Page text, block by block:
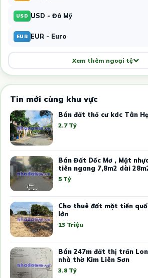
USD USD - Đô Mỹ
EUR EUR - Euro
Xem thêm ngoại tệ
Tin mới cùng khu vực
Bán đất thổ cư kdc Tân
2.7 Tỷ
Bán Đất Dốc Mơ , Mặt
tiên ngang 7,8m2 dài
5 Tỷ
Cho thuê đất mặt tiền
lớn
13 Triệu
Bán 247m đất thị trấn
nhà thờ Kim Liên Sơn
3.8 Tỷ